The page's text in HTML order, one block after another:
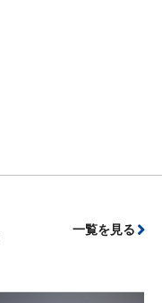
一覧を見る